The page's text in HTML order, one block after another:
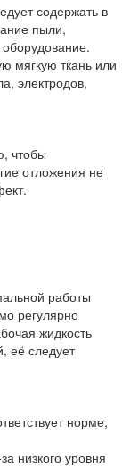
содержать в
пыли,
оборудование.
мягкую ткань или
электродов,
чтобы
отложения не
работы
регулярно
жидкость
её следует
норме,
низкого уровня